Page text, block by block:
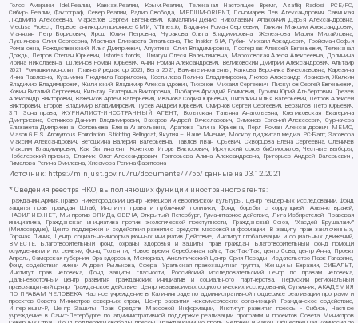
Голос Америки, Idel.Реалии, Кавказ.Реалии, Крым.Реалии, Телеканал Настоящее Время, Azatliq Radiosi, PCE/PC,
Сибирь.Реалии, Фактограф, Север.Реалии, Радио Свобода, MEDIUM-ORIENT, Пономарев Лев Александрович, Савицкая
Людмила Алексеевна, Маркелов Сергей Евгеньевич, Камалягин Денис Николаевич, Апахончич Дарья Александровна,
Medusa Project, Первое антикоррупционное СМИ, VTimes.io, Баданин Роман Сергеевич, Гликин Максим Александрович,
Маняхин Петр Борисович, Ярош Юлия Петровна, Чуракова Ольга Владимировна, Железнова Мария Михайловна,
Лукьянова Юлия Сергеевна, Маетная Елизавета Витальевна, The Insider SIA, Рубин Михаил Аркадьевич, Гройсман Софья
Романовна, Рождественский Илья Дмитриевич, Апухтина Юлия Владимировна, Постернак Алексей Евгеньевич, Телеканал
Дождь, Петров Степан Юрьевич, Istories fonds, Шмагун Олеся Валентиновна, Мароховская Алеся Алексеевна, Долинина
Ирина Николаевна, Шлейнов Роман Юрьевич, Анин Роман Александрович, Великовский Дмитрий Александрович, Альтаир
2021, Ромашки монолит, Главный редактор 2021, Вега 2021, Важные иноагенты, Каткова Вероника Вячеславовна, Карезина
Инна Павловна, Кузьмина Людмила Гавриловна, Костылева Полина Владимировна, Лютов Александр Иванович, Жилкин
Владимир Владимирович, Жилинский Владимир Александрович, Тихонов Михаил Сергеевич, Пискунов Сергей Евгеньевич,
Ковин Виталий Сергеевич, Кильтау Екатерина Викторовна, Любарев Аркадий Ефимович, Гурман Юрий Альбертович, Грезев
Александр Викторович, Важенков Артем Валерьевич, Иванова София Юрьевна, Пигалкин Илья Валерьевич, Петров Алексей
Викторович, Егоров Владимир Владимирович, Гусев Андрей Юрьевич, Смирнов Сергей Сергеевич, Верзилов Петр Юрьевич,
ЗП, Зона права, ЖУРНАЛИСТ-ИНОСТРАННЫЙ АГЕНТ, Вольтская Татьяна Анатольевна, Клепиковская Екатерина
Дмитриевна, Сотников Даниил Владимирович, Захаров Андрей Вячеславович, Симонов Евгений Алексеевич, Сурначева
Елизавета Дмитриевна, Соловьева Елена Анатольевна, Арапова Галина Юрьевна, Перл Роман Александрович, МЕМО,
Mason G.E.S. Anonymous Foundation, Stichting Bellingcat, Якутия – Наше Мнение, Москоу диджитал медиа, РС-Балт, Заговора
Максим Александрович, Ветошкина Валерия Валерьевна, Павлов Иван Юрьевич, Скворцова Елена Сергеевна, Оленичев
Максим Владимирович, Как бы инагент, Кочетков Игорь Викторович, Иркутский союз библиофилов, Честные выборы,
Нобелевский призыв, Еланчик Олег Александрович, Григорьева Алина Александровна, Григорьев Андрей Валерьевич ,
Гималова Регина Эмилевна, Хисамова Регина Фаритовна
Источник: https://minjust.gov.ru/ru/documents/7755/данные на 03.12.2021
* Сведения реестра НКО, выполняющих функции иностранного агента:
Гражданин.Армия.Право, Нижегородский центр немецкой и европейской культуры, Центр гендерных исследований, Фонд
защиты прав граждан Штаб, Институт права и публичной политики, Фонд борьбы с коррупцией, Альянс врачей,
НАСИЛИЮ.НЕТ, Мы против СПИДа, СВЕЧА, Открытый Петербург, Гуманитарное действие, Лига Избирателей, Правовая
инициатива, Гражданская инициатива против экологической преступности, Гражданский Союз, "Хасдей Ерушалаим"
(Милосердие), Центр поддержки и содействия развитию средств массовой информации, В защиту прав заключенных,
Горячая Линия, Центр социально-информационных инициатив Действие, Институт глобализации и социальных движений,
ВМЕСТЕ, Благотворительный фонд охраны здоровья и защиты прав граждан, Благотворительный фонд помощи
осужденным и их семьям, Фонд Тольятти, Новое время, Серебряная тайга, Так-Так-Так, центр Сова, центр Анна, Проект
Апрель, Самарская губерния, Эра здоровья, Мемориал, Аналитический Центр Юрия Левады, Издательство Парк Гагарина,
Фонд содействия имени Андрея Рылькова, Сфера, Уральская правозащитная группа, Женщины Евразии, СИБАЛЬТ,
Институт прав человека, Фонд защиты гласности, Российский исследовательский центр по правам человека,
Дальневосточный центр развития гражданских инициатив и социального партнерства, Пермский региональный
правозащитный центр, Гражданское действие, Центр независимых социологических исследований, Сутяжник, АКАДЕМИЯ
ПО ПРАВАМ ЧЕЛОВЕКА, Частное учреждение в Калининграде по административной поддержке реализации программ и
проектов Совета Министров северных стран, Центр развития некоммерческих организаций, Гражданское содействие,
Интернешнл-Р, Центр Защиты Прав Средств Массовой Информации, Институт развития прессы - Сибирь, Частное
учреждение в Санкт-Петербурге по административной поддержке реализации программ и проектов Совета Министров